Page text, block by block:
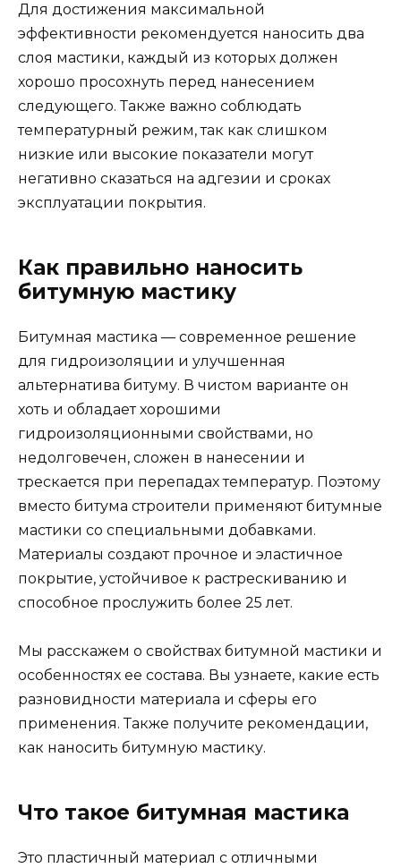
Для достижения максимальной
эффективности рекомендуется наносить два
слоя мастики, каждый из которых должен
хорошо просохнуть перед нанесением
следующего. Также важно соблюдать
температурный режим, так как слишком
низкие или высокие показатели могут
негативно сказаться на адгезии и сроках
эксплуатации покрытия.
Как правильно наносить
битумную мастику
Битумная мастика — современное решение
для гидроизоляции и улучшенная
альтернатива битуму. В чистом варианте он
хоть и обладает хорошими
гидроизоляционными свойствами, но
недолговечен, сложен в нанесении и
трескается при перепадах температур. Поэтому
вместо битума строители применяют битумные
мастики со специальными добавками.
Материалы создают прочное и эластичное
покрытие, устойчивое к растрескиванию и
способное прослужить более 25 лет.
Мы расскажем о свойствах битумной мастики и
особенностях ее состава. Вы узнаете, какие есть
разновидности материала и сферы его
применения. Также получите рекомендации,
как наносить битумную мастику.
Что такое битумная мастика
Это пластичный материал с отличными